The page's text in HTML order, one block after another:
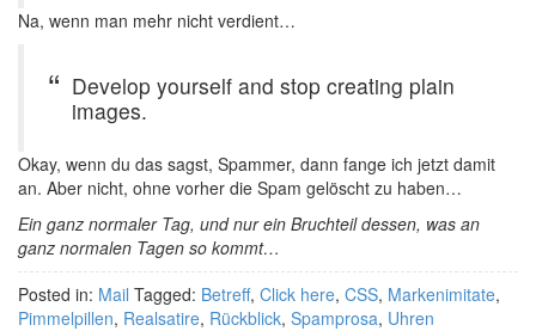
Na, wenn man mehr nicht verdient…
Develop yourself and stop creating plain
images.
Okay, wenn du das sagst, Spammer, dann fange ich jetzt damit
an. Aber nicht, ohne vorher die Spam gelöscht zu haben…
Ein ganz normaler Tag, und nur ein Bruchteil dessen, was an
ganz normalen Tagen so kommt…
Posted in: Mail Tagged: Betreff, Click here, CSS, Markenimitate,
Pimmelpillen, Realsatire, Rückblick, Spamprosa, Uhren